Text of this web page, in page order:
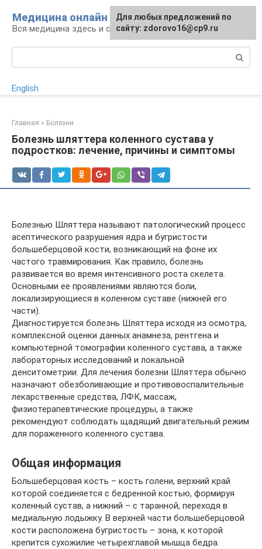
контенту
Медицина онлайн
Вся медицина здесь и сейчас
English
Главная » Болезни
Болезнь шляттера коленного сустава у
подростков: лечение, причины и симптомы
Болезнью Шляттера называют патологический процесс
асептического разрушения ядра и бугристости
большеберцовой кости, возникающий на фоне их
частого травмирования. Как правило, болезнь
развивается во время интенсивного роста скелета.
Основными ее проявлениями являются боли,
локализирующиеся в коленном суставе (нижней его
части).
Диагностируется болезнь Шляттера исходя из осмотра,
комплексной оценки данных анамнеза, рентгена и
компьютерной томографии коленного сустава, а также
лабораторных исследований и локальной
денситометрии. Для лечения болезни Шляттера обычно
назначают обезболивающие и противовоспалительные
лекарственные средства, ЛФК, массаж,
физиотерапевтические процедуры, а также
рекомендуют соблюдать щадящий двигательный режим
для пораженного коленного сустава.
Общая информация
Большеберцовая кость – кость голени, верхний край
которой соединяется с бедренной костью, формируя
коленный сустав, а нижний – с таранной, переходя в
медиальную лодыжку. В верхней части большеберцовой
кости расположена бугристость – зона, к которой
крепится сухожилие четырехглавой мышца бедра.
Для любых предложений по
сайту: zdorovo16@cp9.ru